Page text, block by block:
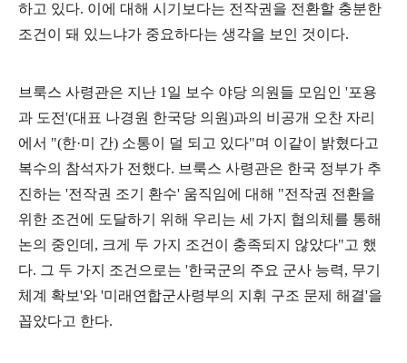
하고 있다. 이에 대해 시기보다는 전작권을 전환할 충분한
조건이 돼 있느냐가 중요하다는 생각을 보인 것이다.
브룩스 사령관은 지난 1 일 보수 야당 의원들 모임인 '포용
과 도전'(대표 나경원 한국당 의원)과의 비공개 오찬 자리
에서 "(한·미 간) 소통이 덜 되고 있다"며 이같이 밝혔다고
복수의 참석자가 전했다. 브룩스 사령관은 한국 정부가 추
진하는 '전작권 조기 환수' 움직임에 대해 "전작권 전환을
위한 조건에 도달하기 위해 우리는 세 가지 협의체를 통해
논의 중인데 , 크게 두 가지 조건이 충족되지 않았다"고 했
다. 그 두 가지 조건으로는 '한국군의 주요 군사 능력, 무기
체계 확보'와 '미래연합군사령부의 지휘 구조 문제 해결'을
꼽았다고 한다.